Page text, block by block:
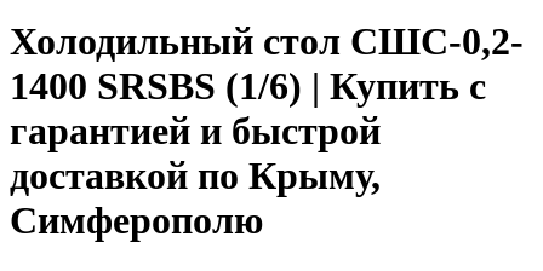
Холодильный стол СШС-0,2-
1400 SRSBS (1/6) | Купить с
гарантией и быстрой
доставкой по Крыму,
Симферополю